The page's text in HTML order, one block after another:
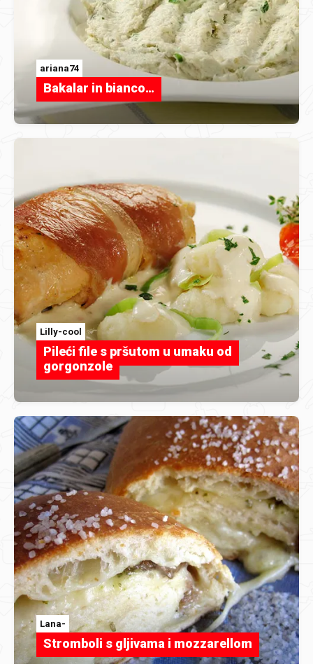
ariana74
Bakalar in bianco…
Lilly-cool
Pileći file s pršutom u umaku od
gorgonzole
Lana-
Stromboli s gljivama i mozzarellom